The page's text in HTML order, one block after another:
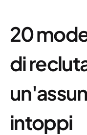
20
di
intoppi